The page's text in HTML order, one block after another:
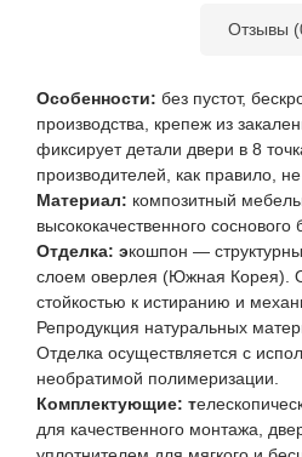
Отзывы
Особенности: без пустот,
производства, крепеж из
фиксирует детали двери в 8
производителей, как правило,
Материал: композитный
высококачественного соснового
Отделка: экошпон —
слоем оверлея (Южная Корея).
стойкостью к истиранию и
Репродукция натуральных
Отделка осуществляется с
необратимой полимеризации.
Комплектующие: т
для качественного монтажа,